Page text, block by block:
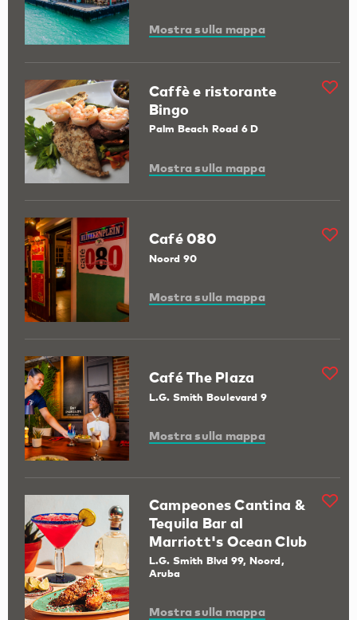
Mostra sulla mappa
Caffè e ristorante
Bingo
Palm Beach Road 6 D
Mostra sulla mappa
Café 080
Noord 90
Mostra sulla mappa
Café The Plaza
L.G. Smith Boulevard 9
Mostra sulla mappa
Campeones Cantina &
Tequila Bar al
Marriott's Ocean Club
L.G. Smith Blvd 99, Noord,
Aruba
Mostra sulla mappa